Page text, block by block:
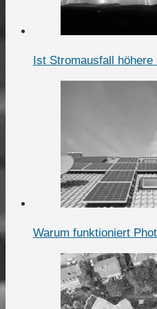
Ist Stromausfall höhere
Warum funktioniert